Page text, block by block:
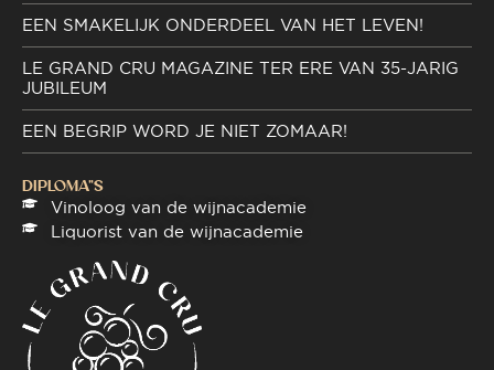
EEN SMAKELIJK ONDERDEEL VAN HET LEVEN!
LE GRAND CRU MAGAZINE TER ERE VAN 35-JARIG
JUBILEUM
EEN BEGRIP WORD JE NIET ZOMAAR!
DIPLOMA"S
Vinoloog van de wijnacademie
Liquorist van de wijnacademie